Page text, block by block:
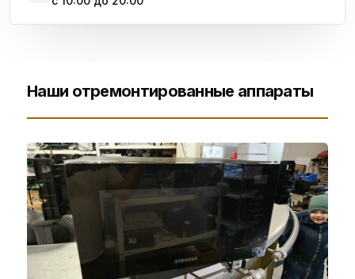
Наши отремонтированные аппараты